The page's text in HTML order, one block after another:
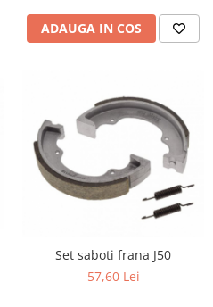
ADAUGA IN COS
Set saboti frana J50
57,60 Lei